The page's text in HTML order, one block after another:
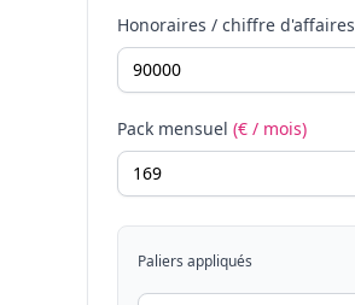
Honoraires / chiffre d'affaires
Pack mensuel (€ / mois)
Paliers appliqués